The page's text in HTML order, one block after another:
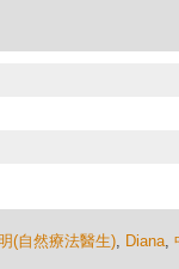
(自然療法醫生), Diana,